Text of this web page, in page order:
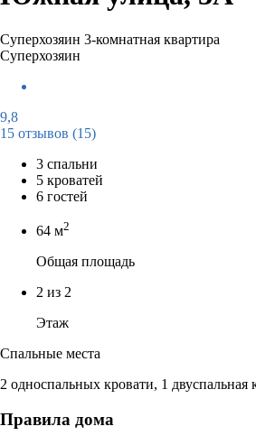
Суперхозяин 3-комнатная квартира
Суперхозяин
9,8
15 отзывов (15)
3 спальни
5 кроватей
6 гостей
64 м2
Общая площадь
2 из 2
Этаж
Спальные места
2 односпальных кровати, 1 двуспальная
Правила дома